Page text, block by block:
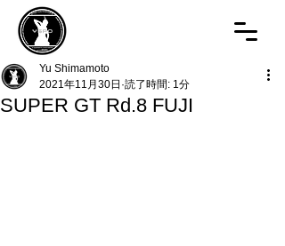
SUPER GT Rd.8 FUJI
Yu Shimamoto
2021年11月30日 読了時間: 1分